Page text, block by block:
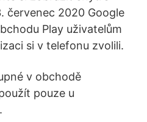
2020 Google
Play uživatelům
si v telefonu zvolili.
v obchodě
pouze u